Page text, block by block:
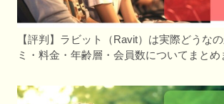
【評判】ラビット（Ravit）は実際どうな
ミ・料金・年齢層・会員数についてまとめ